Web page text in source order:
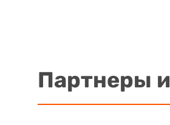
Партнеры